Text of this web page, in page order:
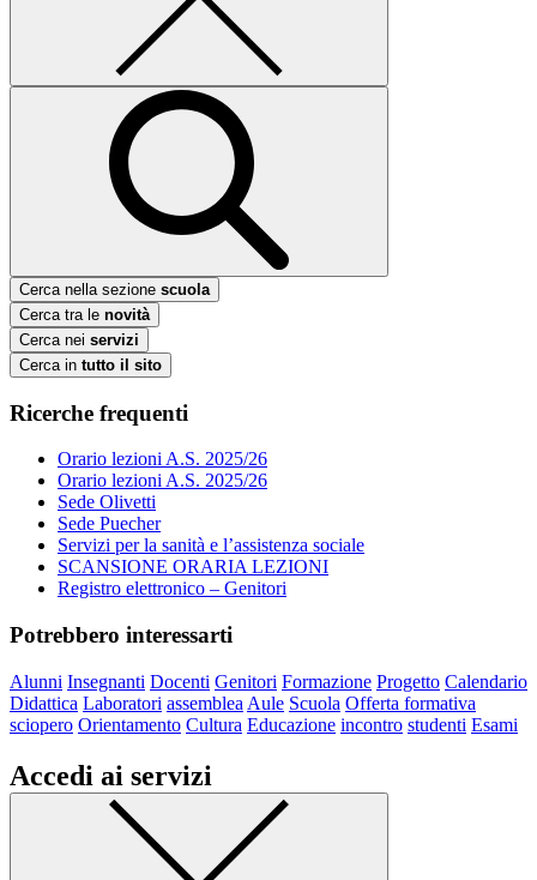
Cerca nella sezione scuola
Cerca tra le novità
Cerca nei servizi
Cerca in tutto il sito
Ricerche frequenti
Orario lezioni A.S. 2025/26
Orario lezioni A.S. 2025/26
Sede Olivetti
Sede Puecher
Servizi per la sanità e l’assistenza sociale
SCANSIONE ORARIA LEZIONI
Registro elettronico – Genitori
Potrebbero interessarti
Alunni Insegnanti Docenti Genitori Formazione Progetto Calendario
Didattica Laboratori assemblea Aule Scuola Offerta formativa
sciopero Orientamento Cultura Educazione incontro studenti Esami
Accedi ai servizi